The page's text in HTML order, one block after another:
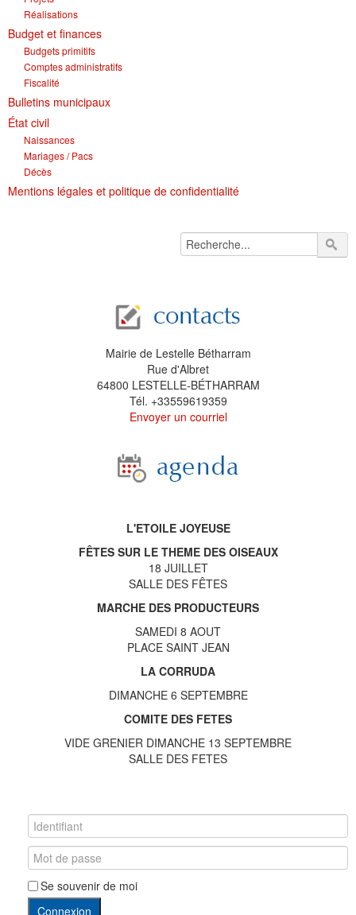
Réalisations
Budget et finances
Budgets primitifs
Comptes administratifs
Fiscalité
Bulletins municipaux
État civil
Naissances
Mariages / Pacs
Décès
Mentions légales et politique de confidentialité
Mairie de Lestelle Bétharram
Rue d'Albret
64800 LESTELLE-BÉTHARRAM
Tél. +33559619359
Envoyer un courriel
L'ETOILE JOYEUSE
FÊTES SUR LE THEME DES OISEAUX
18 JUILLET
SALLE DES FÊTES
MARCHE DES PRODUCTEURS
SAMEDI 8 AOUT
PLACE SAINT JEAN
LA CORRUDA
DIMANCHE 6 SEPTEMBRE
COMITE DES FETES
VIDE GRENIER DIMANCHE 13 SEPTEMBRE
SALLE DES FETES
Se souvenir de moi
Connexion